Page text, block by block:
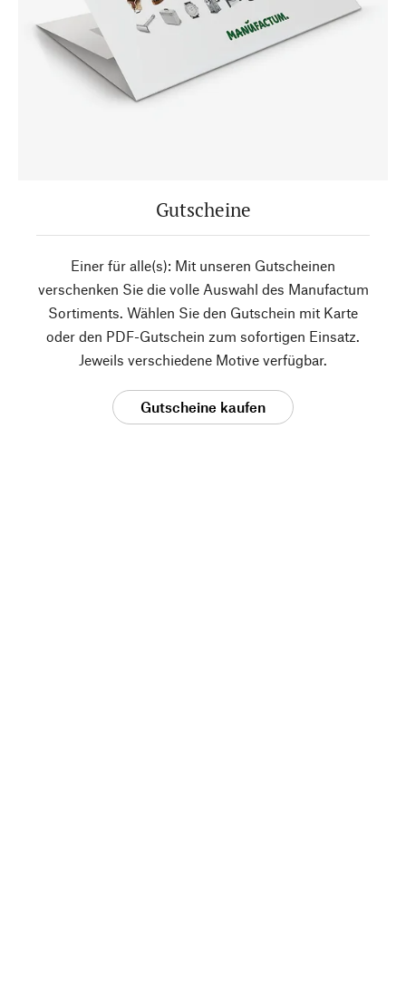
Gutscheine
Einer für alle(s): Mit unseren Gutscheinen
verschenken Sie die volle Auswahl des Manufactum
Sortiments. Wählen Sie den Gutschein mit Karte
oder den PDF-Gutschein zum sofortigen Einsatz.
Jeweils verschiedene Motive verfügbar.
Gutscheine kaufen